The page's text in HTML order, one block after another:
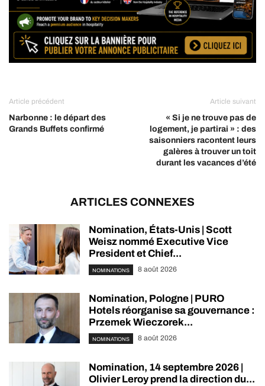
Article précédent
Narbonne : le départ des
Grands Buffets confirmé
Article suivant
« Si je ne trouve pas de
logement, je partirai » : des
saisonniers racontent leurs
galères à trouver un toit
durant les vacances d’été
ARTICLES CONNEXES
Nomination, États-Unis | Scott
Weisz nommé Executive Vice
President et Chief...
NOMINATIONS 8 août 2026
Nomination, Pologne | PURO
Hotels réorganise sa gouvernance :
Przemek Wieczorek...
NOMINATIONS 8 août 2026
Nomination, 14 septembre 2026 |
Olivier Leroy prend la direction du...